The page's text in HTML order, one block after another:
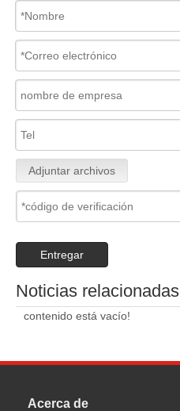
Adjuntar archivos
Entregar
Noticias relacionadas
contenido está vacío!
Acerca de